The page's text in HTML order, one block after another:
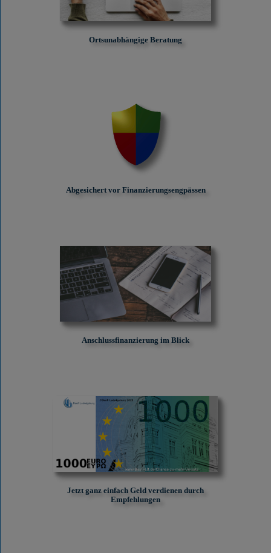
Ortsunabhängige Beratung
Abgesichert vor Finanzierungs­engpässen
Anschlussfinanzierung im Blick
Jetzt ganz einfach Geld verdienen durch
Empfehlungen